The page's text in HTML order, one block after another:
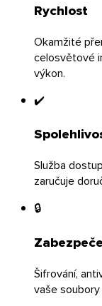
Rychlost
Okamžité
celosvětové
výkon.
✔️
Služba
zaručuje
🔒
Šifrování,
vaše